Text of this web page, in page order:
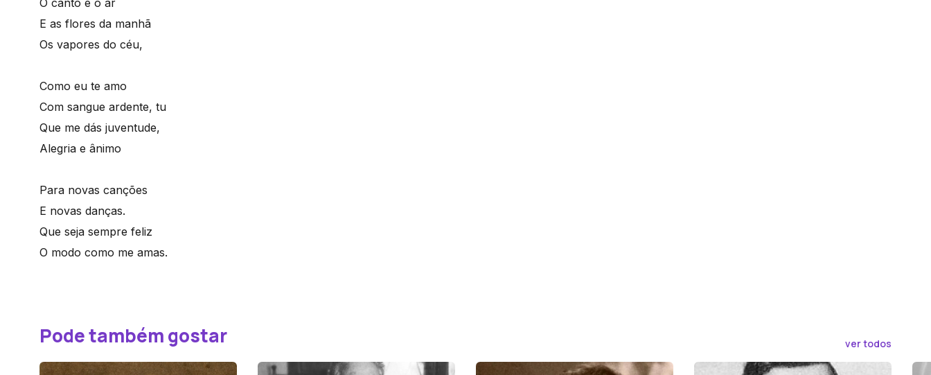
O canto e o ar
E as flores da manhã
Os vapores do céu,
Como eu te amo
Com sangue ardente, tu
Que me dás juventude,
Alegria e ânimo
Para novas canções
E novas danças.
Que seja sempre feliz
O modo como me amas.
Pode também gostar ver todos